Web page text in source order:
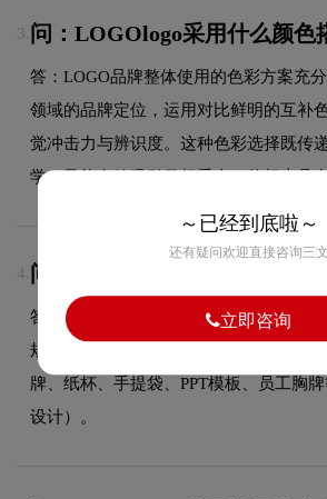
3. 问：LOGOlogo采用什么颜色
答：LOGO品牌整体使用的色彩方案充
领域的品牌定位，运用对比鲜明的互补
觉冲击力与辨识度。这种色彩选择既传
学，又能有效吸引目标受众，使标志具
4. 问：VI设计包含哪些物料？
答：VI设计包含基础系统（LOGO规范
规范、标准字体规范）和应用系统（名
牌、纸杯、手提袋、PPT模板、员工胸
设计）。
～已经到底啦～
还有疑问欢迎直接咨询三文
立即咨询